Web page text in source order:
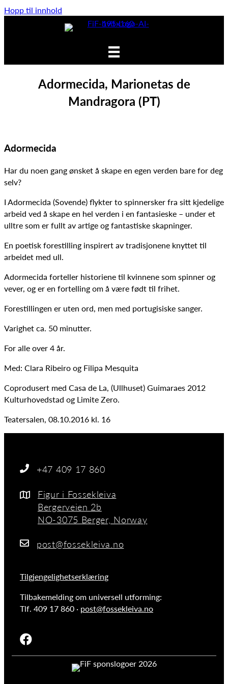
Hopp til innhold
Adormecida, Marionetas de
Mandragora (PT)
Adormecida
Har du noen gang ønsket å skape en egen verden bare for deg
selv?
I Adormecida (Sovende) flykter to spinnersker fra sitt kjedelige
arbeid ved å skape en hel verden i en fantasieske – under et
ulltre som er fullt av artige og fantastiske skapninger.
En poetisk forestilling inspirert av tradisjonene knyttet til
arbeidet med ull.
Adormecida forteller historiene til kvinnene som spinner og
vever, og er en fortelling om å være født til frihet.
Forestillingen er uten ord, men med portugisiske sanger.
Varighet ca. 50 minutter.
For alle over 4 år.
Med: Clara Ribeiro og Filipa Mesquita
Coprodusert med Casa de La, (Ullhuset) Guimaraes 2012
Kulturhovedstad og Limite Zero.
Teatersalen, 08.10.2016 kl. 16
+47 409 17 860
Figur i Fossekleiva
Bergerveien 2b
NO-3075 Berger, Norway
post@fossekleiva.no
Tilgjengelighetserklæring
Tilbakemelding om universell utforming:
Tlf. 409 17 860 · post@fossekleiva.no
Facebook-logo